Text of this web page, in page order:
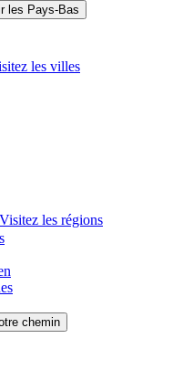
les Pays-Bas
les villes
Visitez les régions
chemin